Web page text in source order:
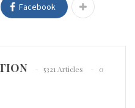
Facebook
5321 Articles
0